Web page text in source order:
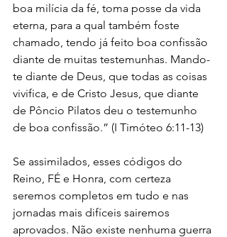
boa milícia da fé, toma posse da vida
eterna, para a qual também foste
chamado, tendo já feito boa confissão
diante de muitas testemunhas. Mando-
te diante de Deus, que todas as coisas
vivifica, e de Cristo Jesus, que diante
de Pôncio Pilatos deu o testemunho
de boa confissão.” (I Timóteo 6:11-13)
Se assimilados, esses códigos do
Reino, FÉ e Honra, com certeza
seremos completos em tudo e nas
jornadas mais difíceis sairemos
aprovados. Não existe nenhuma guerra